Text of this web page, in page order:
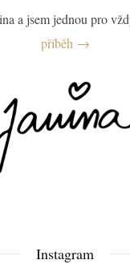
a jsem jednou pro
příběh →
Instagram